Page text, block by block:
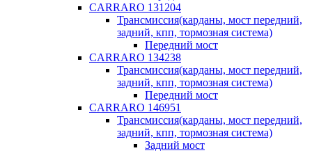
CARRARO 131204
Трансмиссия(карданы, мост передний,
задний, кпп, тормозная система)
Передний мост
CARRARO 134238
Трансмиссия(карданы, мост передний,
задний, кпп, тормозная система)
Передний мост
CARRARO 146951
Трансмиссия(карданы, мост передний,
задний, кпп, тормозная система)
Задний мост